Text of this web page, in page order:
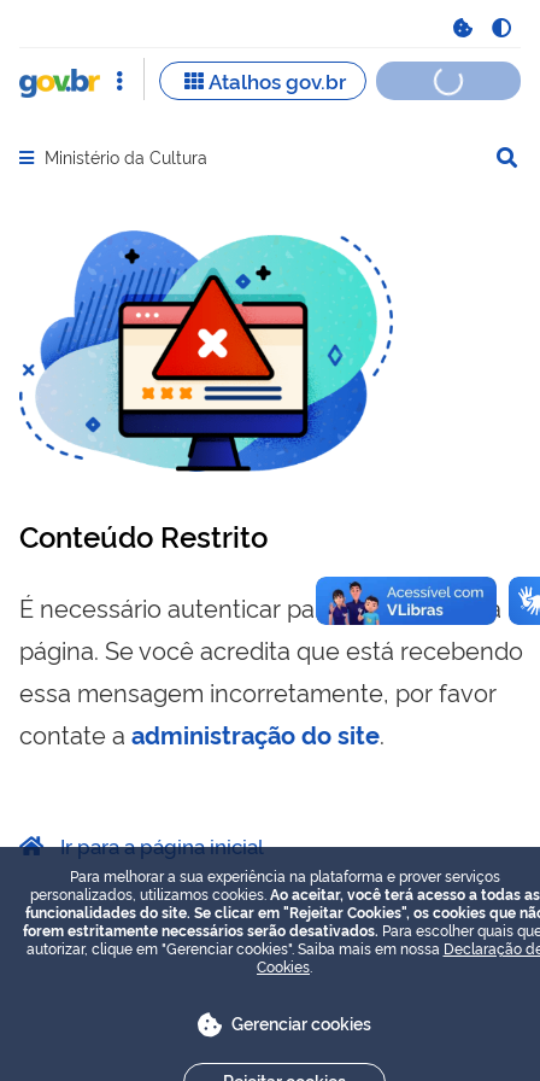
Abrir menu principal de navegação
Ministério da Cultura
Conteúdo Restrito
É necessário autenticar para visualizar essa
página. Se você acredita que está recebendo
essa mensagem incorretamente, por favor
contate a administração do site.
Ir para a página inicial
Para melhorar a sua experiência na plataforma e prover serviços
personalizados, utilizamos cookies. Ao aceitar, você terá acesso a todas as
funcionalidades do site. Se clicar em "Rejeitar Cookies", os cookies que
forem estritamente necessários serão desativados. Para escolher quais
autorizar, clique em "Gerenciar cookies". Saiba mais em nossa Declaração
Cookies
Gerenciar cookies